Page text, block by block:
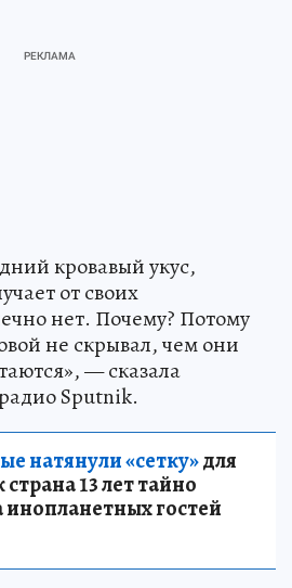
кровавый укус,
от своих
нет. Почему? Потому
не скрывал, чем они
— сказала
Sputnik.
натянули «сетку»для
13 лет тайно
инопланетных гостей